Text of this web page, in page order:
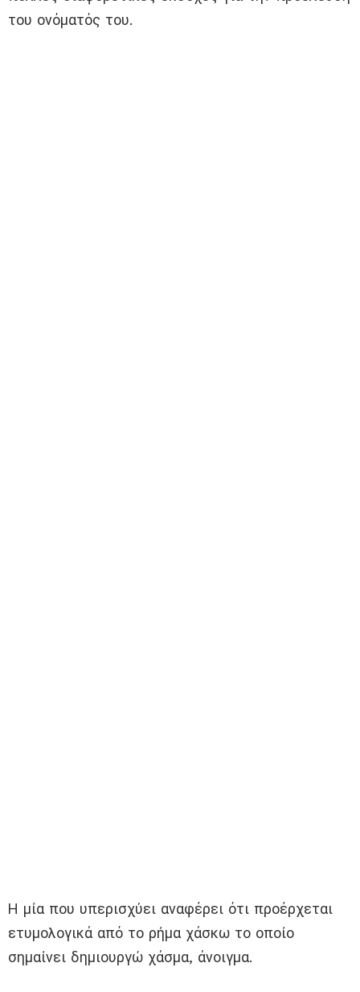
του ονόματός του.
Η μία που υπερισχύει αναφέρει ότι προέρχεται
ετυμολογικά από το ρήμα χάσκω το οποίο
σημαίνει δημιουργώ χάσμα, άνοιγμα.